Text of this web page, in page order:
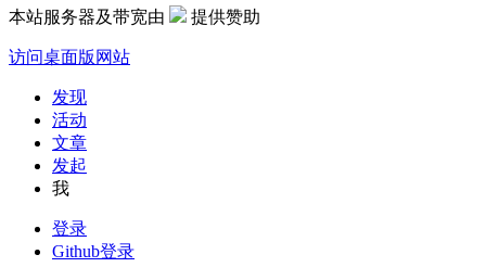
本站服务器及带宽由 提供赞助
访问桌面版网站
发现
活动
文章
发起
我
登录
Github登录